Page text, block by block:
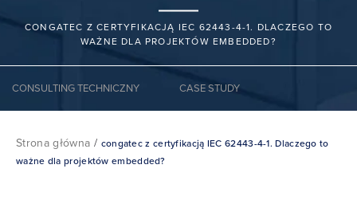
CONGATEC Z CERTYFIKACJĄ IEC 62443-4-1. DLACZEGO TO
WAŻNE DLA PROJEKTÓW EMBEDDED?
CONSULTING TECHNICZNY CASE STUDY
Strona główna / congatec z certyfikacją IEC 62443-4-1. Dlaczego to
ważne dla projektów embedded?